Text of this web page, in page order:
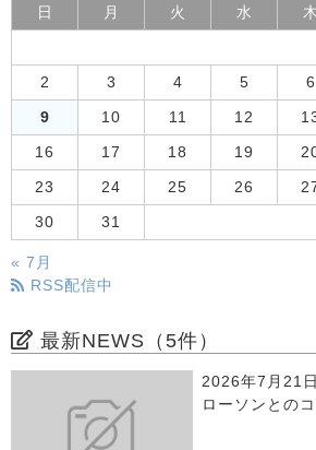
日 月 火 水 木
2 3 4 5 6
9 10 11 12
16 17 18 19
23 24 25 26
30 31
« 7月
RSS配信中
最新NEWS（5件）
2026年7月21日
ローソンとの